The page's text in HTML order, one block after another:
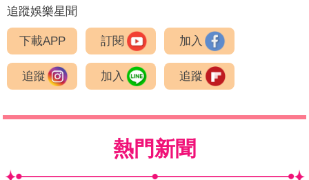
追蹤娛樂星聞
下載APP 訂閱 加入
追蹤 加入 追蹤
熱門新聞